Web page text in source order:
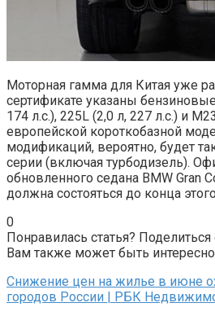
Моторная гамма для Китая уже
сертификате указаны
174 л.с.), 225L (2,0 л, 227 л.с.) и
европейской короткобазной
модификаций, вероятно, будет
серии (включая турбодизель).
обновленного седана BMW Gran
должна состояться до конца
0
Понравилась статья?
Вам также может быть интересно
Снижение цен на жилье в июне
городов России | РБК